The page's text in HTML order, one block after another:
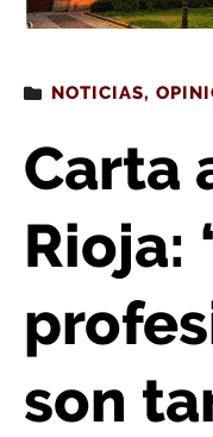
NOTICIAS,
Carta
Rioja:
son